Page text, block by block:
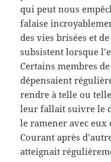
qui peut nous
falaise
des vies brisées et
subsistent lorsque
Certains membres
dépensaient
rendre à telle ou
leur fallait suivre le
le ramener avec
Courant après
atteignait